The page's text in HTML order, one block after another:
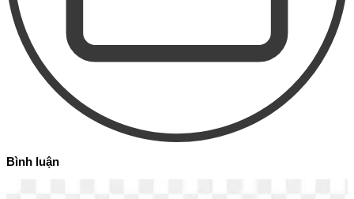
Bình luận